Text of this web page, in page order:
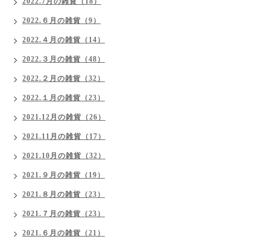
2022.６月の雑貨（9）
2022.４月の雑貨（14）
2022.３月の雑貨（48）
2022.２月の雑貨（32）
2022.１月の雑貨（23）
2021.12月の雑貨（26）
2021.11月の雑貨（17）
2021.10月の雑貨（32）
2021.９月の雑貨（19）
2021.８月の雑貨（23）
2021.７月の雑貨（23）
2021.６月の雑貨（21）